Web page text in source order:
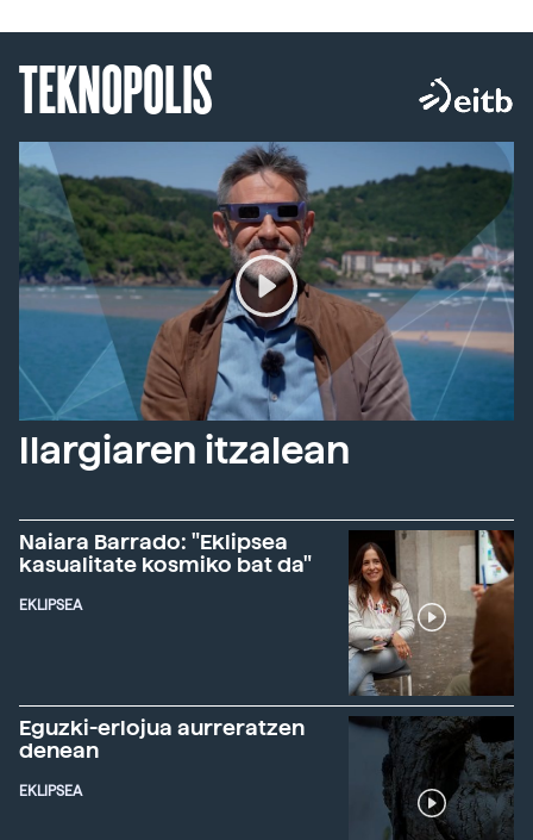
TEKNOPOLIS
Ilargiaren itzalean
Naiara Barrado: "Eklipsea
kasualitate kosmiko bat da"
EKLIPSEA
Eguzki-erlojua aurreratzen
denean
EKLIPSEA